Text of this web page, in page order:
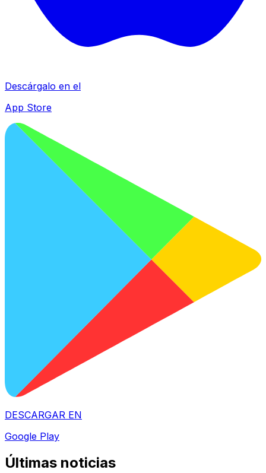
Descárgalo en el
App Store
DESCARGAR EN
Google Play
Últimas noticias